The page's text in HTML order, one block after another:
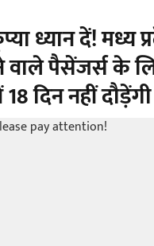
ध्यान दें! मध्य
वाले पैसेंजर्स के
दिन नहीं दौड़ेंगी